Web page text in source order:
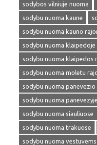
sodybos vilniuje nuoma
sodybu nuoma kaune
sodybu nuoma kauno
sodybu nuoma klaipedoje
sodybu nuoma klaipedos
sodybu nuoma moletu
sodybu nuoma panevezio
sodybu nuoma panevezyje
sodybu nuoma siauliuose
sodybu nuoma trakuose
sodybu nuoma